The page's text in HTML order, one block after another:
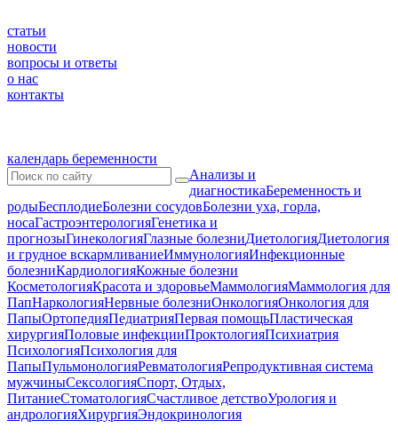
статьи
новости
вопросы и ответы
о нас
контакты
календарь беременности
Анализы и
диагностикаБеременность и
родыБесплодиеБолезни сосудовБолезни уха, горла,
носаГастроэнтерологияГенетика и
прогнозыГинекологияГлазные болезниДиетологияДиетология
и грудное вскармливаниеИммунологияИнфекционные
болезниКардиологияКожные болезни
КосметологияКрасота и здоровьеМаммологияМаммология для
ПапНаркологияНервные болезниОнкологияОнкология для
ПапыОртопедияПедиатрияПервая помощьПластическая
хирургияПоловые инфекцииПроктологияПсихиатрия
ПсихологияПсихология для
ПапыПульмонологияРевматологияРепродуктивная система
мужчиныСексологияСпорт, Отдых,
ПитаниеСтоматологияСчастливое детствоУрология и
андрологияХирургияЭндокринология